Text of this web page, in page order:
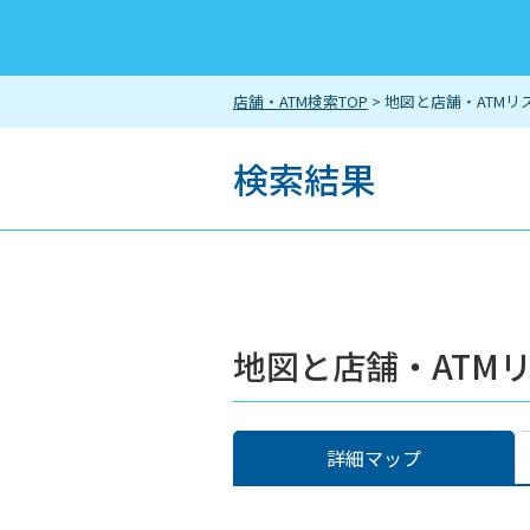
店舗・ATM検索TOP > 地図と店舗・ATMリ
検索結果
地図と店舗・ATM
詳細マップ